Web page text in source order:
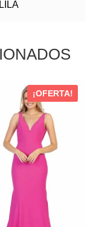
¡OFERTA!